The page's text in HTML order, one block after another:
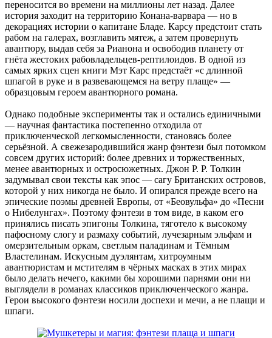
переносится во времени на миллионы лет назад. Далее
история заходит на территорию Конана-варвара — но в
декорациях истории о капитане Бладе. Карсу предстоит стать
рабом на галерах, возглавить мятеж, а затем провернуть
авантюру, выдав себя за Рианона и освободив планету от
гнёта жестоких рабовладельцев-рептилоидов. В одной из
самых ярких сцен книги Мэт Карс предстаёт «с длинной
шпагой в руке и в развевающемся на ветру плаще» —
образцовым героем авантюрного романа.
Однако подобные эксперименты так и остались единичными
— научная фантастика постепенно отходила от
приключенческой легкомысленности, становясь более
серьёзной. А свежезародившийся жанр фэнтези был потомком
совсем других историй: более древних и торжественных,
менее авантюрных и остросюжетных. Джон Р. Р. Толкин
задумывал свои тексты как эпос — сагу Британских островов,
которой у них никогда не было. И опирался прежде всего на
эпические поэмы древней Европы, от «Беовульфа» до «Песни
о Нибелунгах». Поэтому фэнтези в том виде, в каком его
принялись писать эпигоны Толкина, тяготело к высокому
пафосному слогу и размаху событий, лучезарным эльфам и
омерзительным оркам, светлым паладинам и Тёмным
Властелинам. Искусным дуэлянтам, хитроумным
авантюристам и мстителям в чёрных масках в этих мирах
было делать нечего, какими бы хорошими парнями они ни
выглядели в романах классиков приключенческого жанра.
Герои высокого фэнтези носили доспехи и мечи, а не плащи и
шпаги.